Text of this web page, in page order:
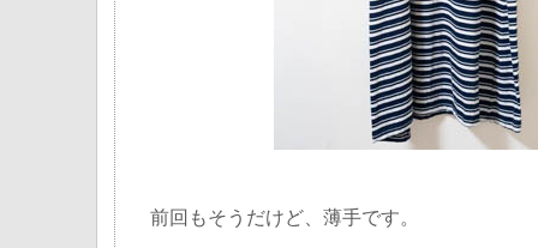
前回もそうだけど、薄手です。